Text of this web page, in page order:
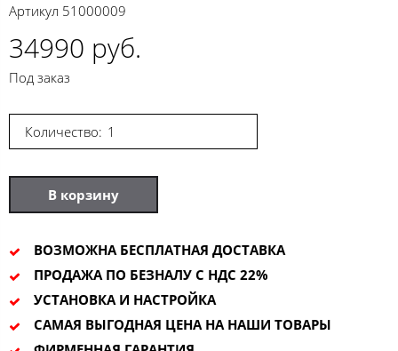
Артикул 51000009
34990 руб.
Под заказ
Количество:
В корзину
ВОЗМОЖНА БЕСПЛАТНАЯ ДОСТАВКА
ПРОДАЖА ПО БЕЗНАЛУ С НДС 22%
УСТАНОВКА И НАСТРОЙКА
САМАЯ ВЫГОДНАЯ ЦЕНА НА НАШИ ТОВАРЫ